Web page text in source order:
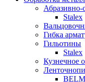
Абразивно-
Stalex
Гибка
Гильотины
Stalex
Кузнечное